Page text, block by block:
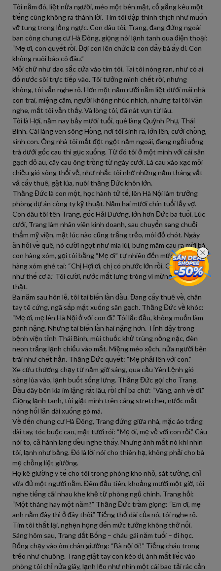
Tôi nằm đó, liệt nửa người, méo một bên mặt, cố gắng kêu một
tiếng cũng không ra thành lời. Tim tôi đập thình thịch như muốn
vỡ tung trong lồng ngực. Con dâu tôi, Trang, đang đứng ngoài
ban công chung cư Hà Đông, giọng nói lạnh tanh qua điện thoại:
“Mẹ ơi, con quyết rồi. Đợi con lên chức là con đẩy bà ấy đi. Con
không nuôi báo cô đâu.”
Mỗi chữ như dao sắc cứa vào tim tôi. Tai tôi nóng ran, như có ai
đổ nước sôi trực tiếp vào. Tôi tưởng mình chết rồi, nhưng
không, tôi vẫn nghe rõ. Hơn một năm rưỡi nằm liệt dưới mái nhà
con trai, miệng câm, người không nhúc nhích, nhưng tai tôi vẫn
nghe, mắt tôi vẫn thấy. Và lòng tôi, đã nát vụn từ lâu.
Tôi là Hợi, năm nay bảy mươi tuổi, quê làng Quỳnh Phụ, Thái
Bình. Cái làng ven sông Hồng, nơi tôi sinh ra, lớn lên, cưới chồng,
sinh con. Ông nhà tôi mất đột ngột năm ngoái, đang ngồi uống
trà dưới gốc cau thì gục xuống. Từ đó tôi ở một mình với cái sân
gạch đỏ au, cây cau ông trồng từ ngày cưới. Lá cau xào xạc mỗi
chiều gió sông thổi về, như nhắc tôi nhớ những năm tháng vất
vả cấy thuê, gặt lúa, nuôi thằng Đức khôn lớn.
Thằng Đức là con một, học hành tử tế, lên Hà Nội làm trưởng
phòng dự án công ty kỹ thuật. Năm hai mươi chín tuổi lấy vợ.
Con dâu tôi tên Trang, gốc Hải Dương, lớn hơn Đức ba tuổi. Lúc
cưới, Trang làm nhân viên kinh doanh, sau chuyển sang chuỗi
thẩm mỹ viện, mặt lúc nào cũng trắng trẻo, môi đỏ chót. Ngày
ăn hỏi về quê, nó cười ngọt như mía lùi, bưng mâm cau ra mời bà
con hàng xóm, gọi tôi bằng “Mẹ ơi” tự nhiên đến mức bà Tâm
hàng xóm ghé tai: “Chị Hợi ơi, chị có phước lớn rồi. Con dâu hiền
như thế cơ à.” Tôi cười, nước mắt lưng tròng vì mừng. Tôi tin
thật.
Ba năm sau hôn lễ, tôi tai biến lần đầu. Đang cấy thuê về, chân
tay tê cứng, ngã sấp mặt xuống sân gạch. Thằng Đức về khóc:
“Mẹ ơi, mẹ lên Hà Nội ở với con đi.” Tôi lắc đầu, không muốn làm
gánh nặng. Nhưng tai biến lần hai nặng hơn. Tỉnh dậy trong
bệnh viện tỉnh Thái Bình, mùi thuốc khử trùng nồng nặc, đèn
neon trắng lạnh chiếu vào mắt. Miệng méo xệch, nửa người bên
trái như chết hẳn. Thằng Đức quyết: “Mẹ phải lên với con.”
Xe cứu thương chạy từ năm giờ sáng, qua cầu Yên Lệnh gió
sông lùa vào, lạnh buốt sống lưng. Thằng Đức gọi cho Trang.
Đầu dây bên kia im lặng rất lâu, rồi chỉ ba chữ: “Vâng, anh về đi.”
Giọng lạnh tanh, tôi giật mình trên cáng stretcher, nước mắt
nóng hổi lăn dài xuống gò má.
Về đến chung cư Hà Đông, Trang đứng giữa nhà, mặc áo trắng
dài tay, tóc buộc cao, mặt tươi rói: “Mẹ ơi, mẹ về với con rồi.” Câu
nói to, cả hành lang đều nghe thấy. Nhưng ánh mắt nó khi nhìn
tôi, lạnh như băng. Đó là lời nói cho thiên hạ, không phải cho bà
mẹ chồng liệt giường.
Họ kê giường y tế cho tôi trong phòng kho nhỏ, sát tường, chỉ
vừa đủ một người nằm. Đêm đầu tiên, khoảng mười một giờ, tôi
nghe tiếng cãi nhau khe khẽ từ phòng ngủ chính. Trang hỏi:
“Một tháng hay một năm?” Thằng Đức trầm giọng: “Em ơi, mẹ
anh nằm đây thì ở đây thôi.” Tiếng thở dài của nó, tôi nghe rõ.
Tim tôi thắt lại, nghẹn họng đến mức tưởng không thở nổi.
Sáng hôm sau, Trang dắt Bống – cháu gái năm tuổi – đi học.
Bống chạy vào ôm chân giường: “Bà nội ơi!” Tiếng cháu trong
trẻo như chuông. Trang giật tay con kéo đi, ánh mắt liếc vào
phòng tôi chỉ nửa giây, lạnh lẽo như nhìn một cái bao tải rác cản